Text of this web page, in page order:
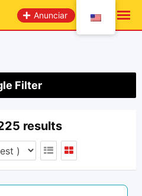
Anunciar
Filter
results